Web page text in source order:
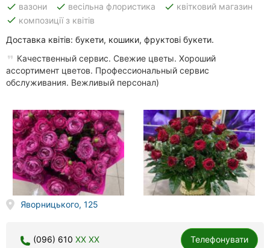
done вазони done весільна флористика done квітковий магазин
done композиції з квітів
Доставка квітів: букети, кошики, фруктові букети.
Качественный сервис. Свежие цветы. Хороший
ассортимент цветов. Профессиональный сервис
обслуживания. Вежливый персонал)
Яворницького, 125
(096) 610 XX XX Телефонувати